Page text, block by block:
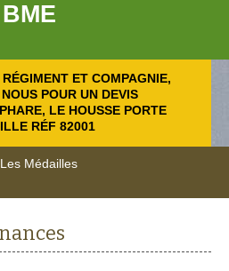
BME
ET COMPAGNIE,
POUR UN DEVIS
LE HOUSSE PORTE
RÉF 82001
Les Médailles